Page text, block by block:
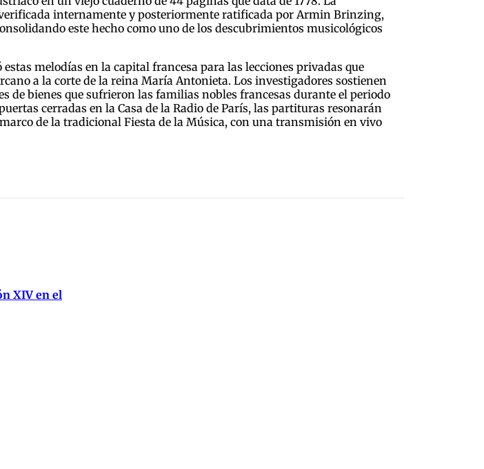
internamente y posteriormente ratificada por Armin Brinzing,
este hecho como uno de los descubrimientos musicológicos
melodías en la capital francesa para las lecciones privadas que
a la corte de la reina María Antonieta. Los investigadores sostienen
de bienes que sufrieron las familias nobles francesas durante el periodo
cerradas en la Casa de la Radio de París, las partituras resonarán
de la tradicional Fiesta de la Música, con una transmisión en vivo
XIV en el